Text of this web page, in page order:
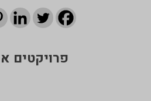
פרויקטים